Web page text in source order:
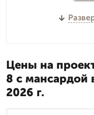
Цены на
8 с мансардой
2026 г.